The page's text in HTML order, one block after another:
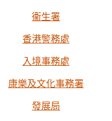
衞生署
香港警務處
入境事務處
康樂及文化事務署
發展局